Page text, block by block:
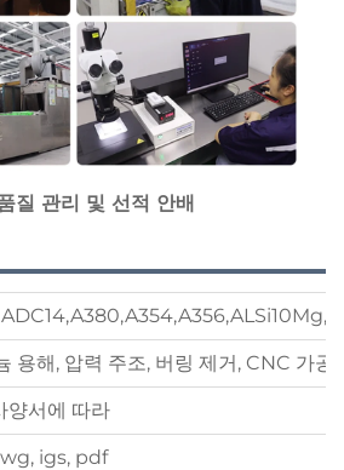
질 관리 및 선적 안배
용해, 압력 주조, 버링 제거, CNC 가
양서에 따라
igs, pdf